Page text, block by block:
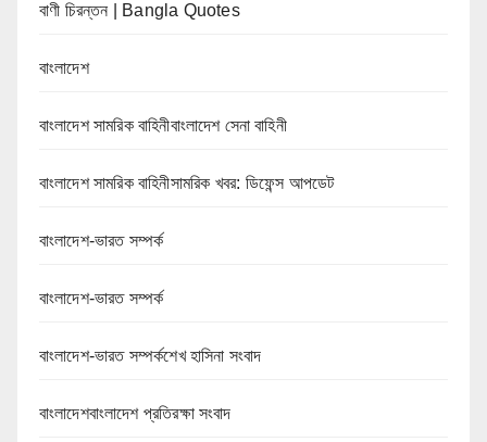
বাণী চিরন্তন | Bangla Quotes
বাংলাদেশ
বাংলাদেশ সামরিক বাহিনীবাংলাদেশ সেনা বাহিনী
বাংলাদেশ সামরিক বাহিনীসামরিক খবর: ডিফেন্স আপডেট
বাংলাদেশ-ভারত সম্পর্ক
বাংলাদেশ-ভারত সম্পর্ক
বাংলাদেশ-ভারত সম্পর্কশেখ হাসিনা সংবাদ
বাংলাদেশবাংলাদেশ প্রতিরক্ষা সংবাদ